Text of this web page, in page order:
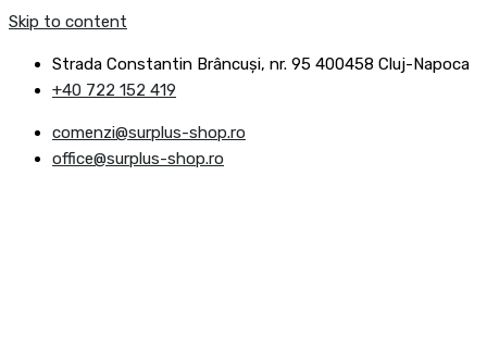
Skip to content
Strada Constantin Brâncuşi, nr. 95 400458 Cluj-Napoca
+40 722 152 419
comenzi@surplus-shop.ro
office@surplus-shop.ro